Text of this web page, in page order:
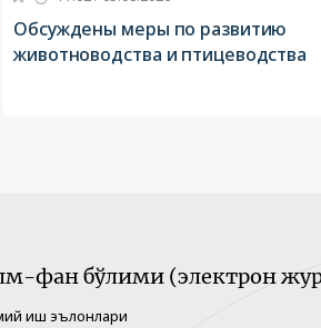
Обсуждены меры по развитию
животноводства и птицеводства
фан бўлими (электрон
иш эълонлари